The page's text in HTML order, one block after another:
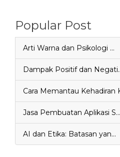
Popular Post
Arti Warna dan Psikologi …
Dampak Positif dan
Cara Memantau Kehadiran
Jasa Pembuatan Aplikasi S…
AI dan Etika: Batasan yan…